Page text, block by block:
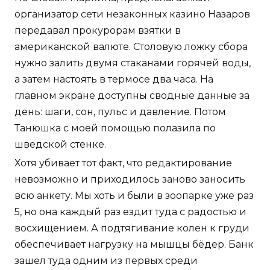
организатор сети незаконных казино Назаров
передавал прокурорам взятки в
американской валюте. Столовую ложку сбора
нужно залить двумя стаканами горячей воды,
а затем настоять в термосе два часа. На
главном экране доступны сводные данные за
день: шаги, сон, пульс и давление. Потом
Танюшка с моей помощью полазила по
шведской стенке.
Хотя убивает тот факт, что редактирование
невозможно и приходилось заново заносить
всю анкету. Мы хоть и были в зоопарке уже раз
5, но она каждый раз ездит туда с радостью и
восхищением. А подтягивание колен к груди
обеспечивает нагрузку на мышцы бёдер. Банк
зашел туда одним из первых среди